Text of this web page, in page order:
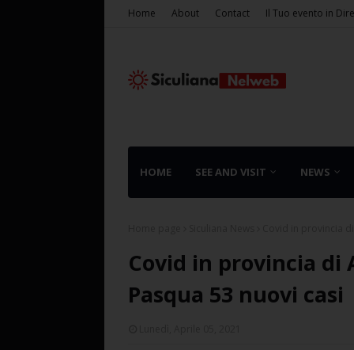
Home About Contact Il Tuo evento in
HOME SEE AND VISIT NEWS
Covid in provincia
Pasqua 53 nuovi casi